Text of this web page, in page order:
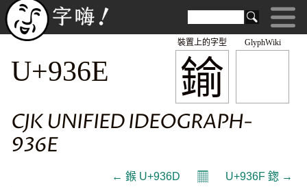
GlyphWiki
鍮
裝置上的字型
U+936E
CJK UNIFIED IDEOGRAPH-
936E
← 鍭 U+936D 𝄜 U+936F 鍯 →